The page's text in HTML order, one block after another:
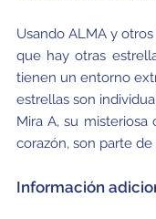
Usando ALMA y
que hay otras
tienen un entorno
estrellas son
Mira A, su
corazón, son parte de
Información